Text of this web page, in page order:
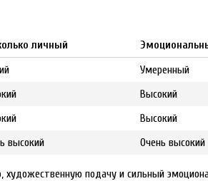
личный
Умеренный
Высокий
Высокий
высокий Очень высокий
подачу и сильный